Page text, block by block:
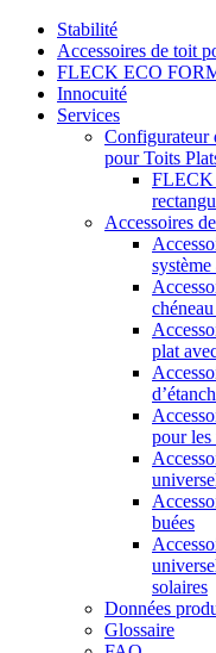
Stabilité
Accessoires de toit
FLECK ECO
Innocuité
Services
Configurateur
pour Toits
FLECK
Accessoires
plat
pour les
buées
solaires
Données
Glossaire